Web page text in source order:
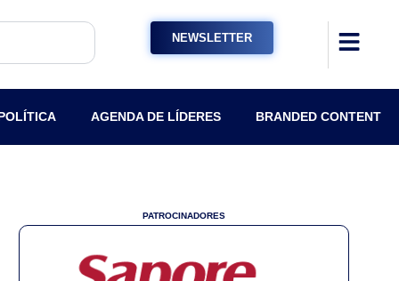
NEWSLETTER
AGENDA DE LÍDERES BRANDED CONTENT
PATROCINADORES